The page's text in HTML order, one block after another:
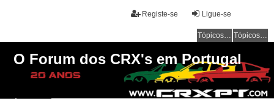
Ligue-se
Registe-se
Tópicos sem resposta Tópicos ativos
O Forum dos CRX's em Portugal